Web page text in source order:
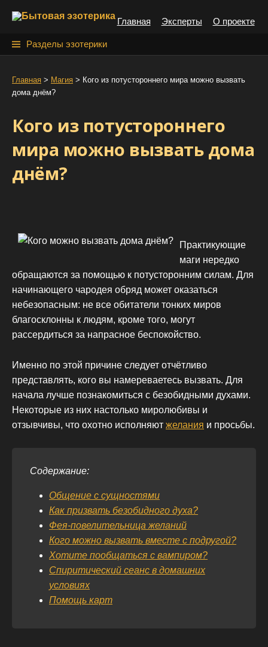
Главная Эксперты О проекте
Разделы эзотерики
й
Главная > Магия > Кого из потустороннего мира можно вызвать
дома днём?
Кого из потустороннего
мира можно вызвать дома
днём?
Практикующие
маги нередко
обращаются за помощью к потусторонним силам. Для
начинающего чародея обряд может оказаться
небезопасным: не все обитатели тонких миров
благосклонны к людям, кроме того, могут
рассердиться за напрасное беспокойство.
Именно по этой причине следует отчётливо
представлять, кого вы намереваетесь вызвать. Для
начала лучше познакомиться с безобидными духами.
Некоторые из них настолько миролюбивы и
отзывчивы, что охотно исполняют желания и просьбы.
Содержание:
Общение с сущностями
Как призвать безобидного духа?
Фея-повелительница желаний
Кого можно вызвать вместе с подругой?
Хотите пообщаться с вампиром?
Спиритический сеанс в домашних
условиях
Помощь карт